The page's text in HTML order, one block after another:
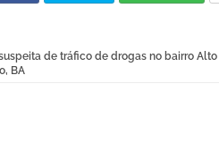
de tráfico de drogas no bairro
BA